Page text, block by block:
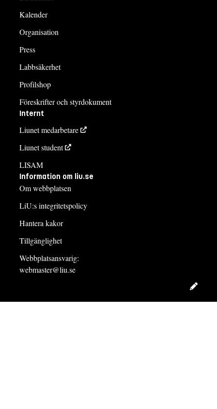
Kalender
Organisation
Press
Labbsäkerhet
Profilshop
Föreskrifter och styrdokument
Internt
Liunet medarbetare
Liunet student
LISAM
Information om liu.se
Om webbplatsen
LiU:s integritetspolicy
Hantera kakor
Tillgänglighet
Webbplatsansvarig:
webmaster@liu.se